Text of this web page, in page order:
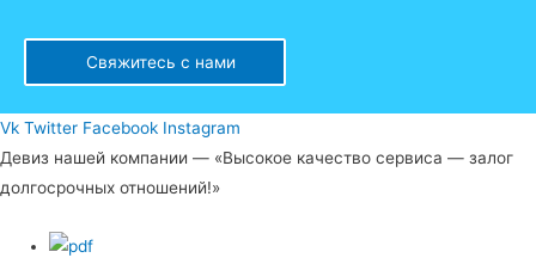
Свяжитесь с нами
Vk Twitter Facebook Instagram
Девиз нашей компании — «Высокое качество сервиса — залог
долгосрочных отношений!»